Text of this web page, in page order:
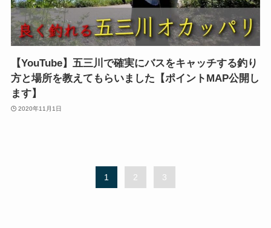
【YouTube】五三川で確実にバスをキャッチする釣り
方と場所を教えてもらいました【ポイントMAP公開し
ます】
2020年11月1日
1 2 3